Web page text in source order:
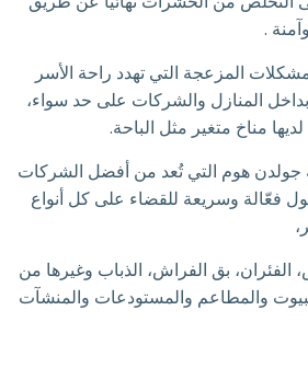
.
المزعجة التي تهدد راحة الأسر
المنازل والشركات على حد سواء،
مناخ متغير مثل الباحة.
جولدن هوم التي تُعد من أفضل الشركات
فعّالة وسريعة للقضاء على كل أنواع
الفئران، بق الفراش، الذباب وغيرها من
والمطاعم والمستودعات والمنشآت